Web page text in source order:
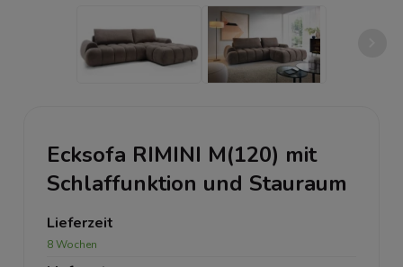
Ecksofa RIMINI M(120) mit
Schlaffunktion und Stauraum
Lieferzeit
8 Wochen